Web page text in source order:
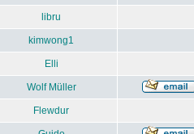
libru
kimwong1
Elli
Wolf Müller
Flewdur